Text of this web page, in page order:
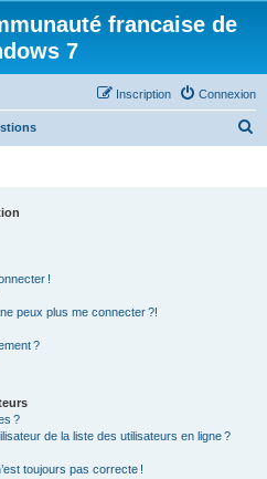
francaise de
7
Connexion
Inscription
!
peux plus me connecter ?!
?
?
de la liste des utilisateurs en ligne ?
toujours pas correcte !